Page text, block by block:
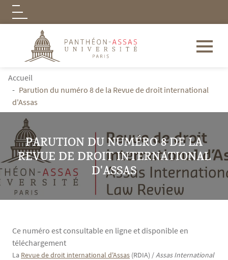
Aller au contenu principal
Logo
FIL D'ARIANE
Accueil
Parution du numéro 8 de la Revue de droit international
d'Assas
PARUTION DU NUMÉRO 8 DE LA
REVUE DE DROIT INTERNATIONAL
D'ASSAS
Ce numéro est consultable en ligne et disponible en
téléchargement
Contenu
Texte
La Revue de droit international d'Assas (RDIA) /Assas International